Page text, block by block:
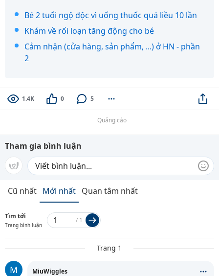
Bé 2 tuổi ngộ độc vì uống thuốc quá liều 10 lần
Khám về rối loạn tăng động cho bé
Cảm nhận (cửa hàng, sản phẩm, ...) ở HN - phần
2
1.4K 0 5
Quảng cáo
Tham gia bình luận
Cũ nhất Mới nhất Quan tâm nhất
Tìm tới
Trang bình luận
/ 1
Trang 1
M MiuWiggles